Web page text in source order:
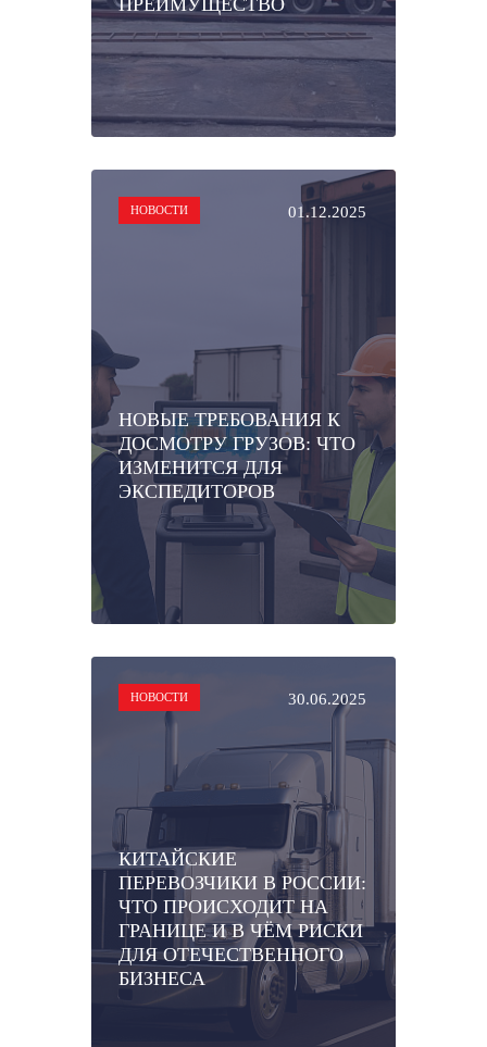
НОВОСТИ 01.12.2025
НОВЫЕ ТРЕБОВАНИЯ К
ДОСМОТРУ ГРУЗОВ: ЧТО
ИЗМЕНИТСЯ ДЛЯ
ЭКСПЕДИТОРОВ
НОВОСТИ 30.06.2025
КИТАЙСКИЕ
ПЕРЕВОЗЧИКИ В РОССИИ:
ЧТО ПРОИСХОДИТ НА
ГРАНИЦЕ И В ЧЁМ РИСКИ
ДЛЯ ОТЕЧЕСТВЕННОГО
БИЗНЕСА